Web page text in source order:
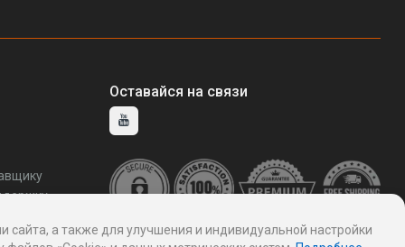
Оставайся на связи
а также для улучшения и индивидуальной настройки